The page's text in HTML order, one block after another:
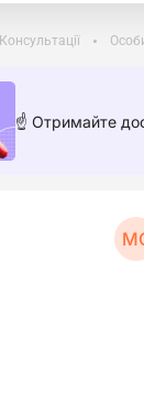
Консультації
☝️ Отримайте